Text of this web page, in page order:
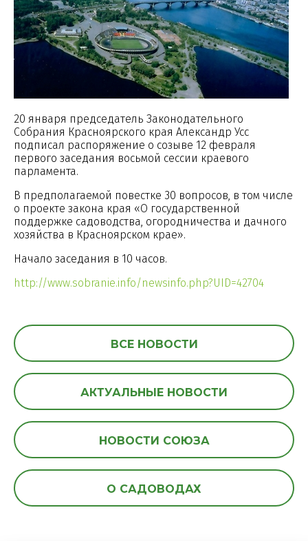
20 января председатель Законодательного
Собрания Красноярского края Александр Усс
подписал распоряжение о созыве 12 февраля
первого заседания восьмой сессии краевого
парламента.
В предполагаемой повестке 30 вопросов, в том числе
о проекте закона края «О государственной
поддержке садоводства, огородничества и дачного
хозяйства в Красноярском крае».
Начало заседания в 10 часов.
http://www.sobranie.info/newsinfo.php?UID=42704
ВСЕ НОВОСТИ
АКТУАЛЬНЫЕ НОВОСТИ
НОВОСТИ СОЮЗА
О САДОВОДАХ